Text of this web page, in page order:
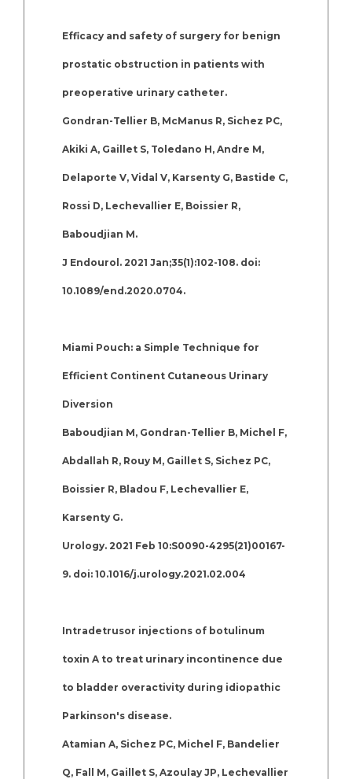
Efficacy and safety of surgery for benign
prostatic obstruction in patients with
preoperative urinary catheter.
Gondran-Tellier B, McManus R, Sichez PC,
Akiki A, Gaillet S, Toledano H, Andre M,
Delaporte V, Vidal V, Karsenty G, Bastide C,
Rossi D, Lechevallier E, Boissier R,
Baboudjian M.
J Endourol. 2021 Jan;35(1):102-108. doi:
10.1089/end.2020.0704.
Miami Pouch: a Simple Technique for
Efficient Continent Cutaneous Urinary
Diversion
Baboudjian M, Gondran-Tellier B, Michel F,
Abdallah R, Rouy M, Gaillet S, Sichez PC,
Boissier R, Bladou F, Lechevallier E,
Karsenty G.
Urology. 2021 Feb 10:S0090-4295(21)00167-
9. doi: 10.1016/j.urology.2021.02.004
Intradetrusor injections of botulinum
toxin A to treat urinary incontinence due
to bladder overactivity during idiopathic
Parkinson's disease.
Atamian A, Sichez PC, Michel F, Bandelier
Q, Fall M, Gaillet S, Azoulay JP, Lechevallier